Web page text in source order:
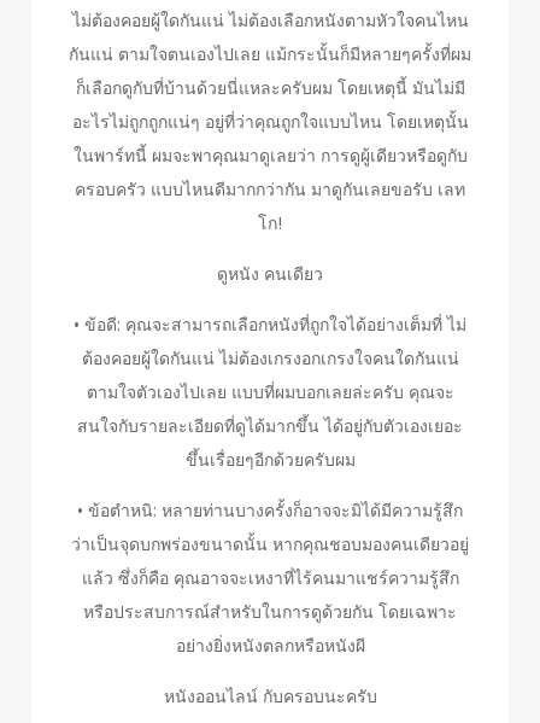
ไม่ต้องคอยผู้ใดกันแน่ ไม่ต้องเลือกหนังตามหัวใจคนไหน
กันแน่ ตามใจตนเองไปเลย แม้กระนั้นก็มีหลายๆครั้งที่ผม
ก็เลือกดูกับที่บ้านด้วยนี่แหละครับผม โดยเหตุนี้ มันไม่มี
อะไรไม่ถูกถูกแน่ๆ อยู่ที่ว่าคุณถูกใจแบบไหน โดยเหตุนั้น
ในพาร์ทนี้ ผมจะพาคุณมาดูเลยว่า การดูผู้เดียวหรือดูกับ
ครอบครัว แบบไหนดีมากกว่ากัน มาดูกันเลยขอรับ เลท
โก!
ดูหนัง คนเดียว
• ข้อดี: คุณจะสามารถเลือกหนังที่ถูกใจได้อย่างเต็มที่ ไม่
ต้องคอยผู้ใดกันแน่ ไม่ต้องเกรงอกเกรงใจคนใดกันแน่
ตามใจตัวเองไปเลย แบบที่ผมบอกเลยล่ะครับ คุณจะ
สนใจกับรายละเอียดที่ดูได้มากขึ้น ได้อยู่กับตัวเองเยอะ
ขึ้นเรื่อยๆอีกด้วยครับผม
• ข้อตำหนิ: หลายท่านบางครั้งก็อาจจะมิได้มีความรู้สึก
ว่าเป็นจุดบกพร่องขนาดนั้น หากคุณชอบมองคนเดียวอยู่
แล้ว ซึ่งก็คือ คุณอาจจะเหงาที่ไร้คนมาแชร์ความรู้สึก
หรือประสบการณ์สำหรับในการดูด้วยกัน โดยเฉพาะ
อย่างยิ่งหนังตลกหรือหนังผี
หนังออนไลน์ กับครอบนะครับ